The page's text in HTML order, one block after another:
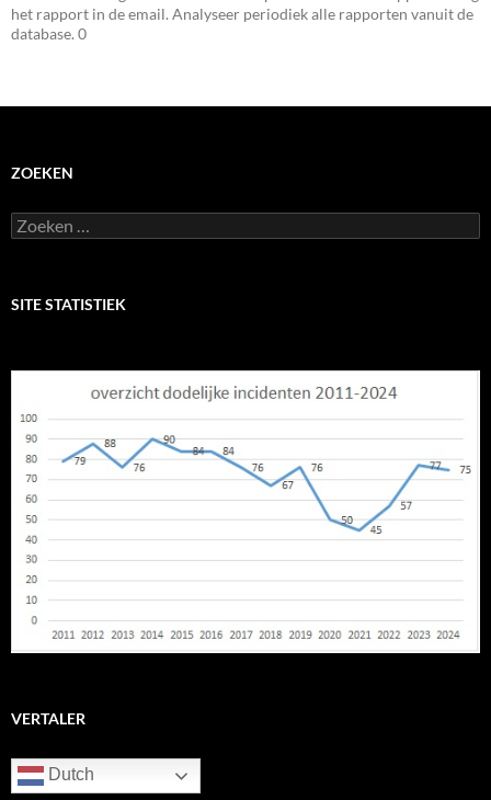
het rapport in de email. Analyseer periodiek alle rapporten vanuit de
database. 0
ZOEKEN
Zoeken
naar:
SITE STATISTIEK
VERTALER
Dutch